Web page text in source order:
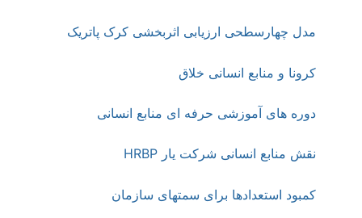
مدل چهارسطحی ارزیابی اثربخشی کرک پاتریک
کرونا و منابع انسانی خلاق
دوره های آموزشی حرفه ای منابع انسانی
نقش منابع انسانی شرکت یار HRBP
کمبود استعدادها برای سمتهای سازمان